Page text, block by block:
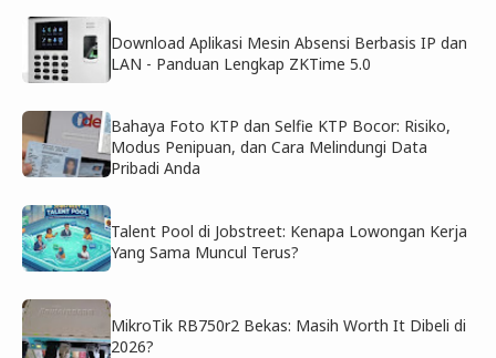
Download Aplikasi Mesin Absensi Berbasis IP dan
LAN - Panduan Lengkap ZKTime 5.0
Bahaya Foto KTP dan Selfie KTP Bocor: Risiko,
Modus Penipuan, dan Cara Melindungi Data
Pribadi Anda
Talent Pool di Jobstreet: Kenapa Lowongan Kerja
Yang Sama Muncul Terus?
MikroTik RB750r2 Bekas: Masih Worth It Dibeli di
2026?